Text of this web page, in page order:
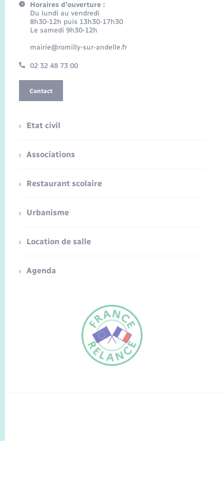
FR
Horaires d'ouverture :
Du lundi au vendredi
8h30-12h puis 13h30-17h30
Le samedi 9h30-12h
mairie@romilly-sur-andelle.fr
02 32 48 73 00
Contact
Etat civil
Associations
Restaurant scolaire
Urbanisme
Location de salle
Agenda